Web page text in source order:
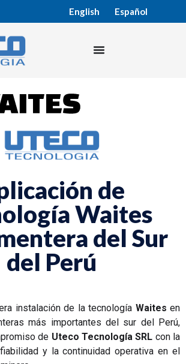
English Español
de
Waites
del Sur
del Perú
instalación de la tecnología Waites en
más importantes del sur del Perú,
de Uteco Tecnología SRL con la
y la continuidad operativa en el